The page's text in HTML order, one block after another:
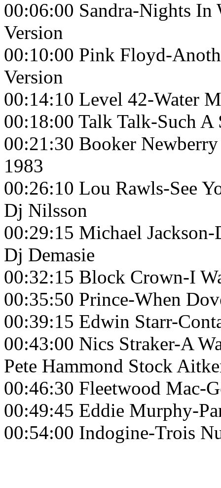
00:06:00 Sandra-Nights
Version
00:10:00 Pink Floyd-
Version
00:14:10 Level 42-Water
00:18:00 Talk Talk-Such
00:21:30 Booker
1983
00:26:10 Lou Rawls-See
Dj Nilsson
00:29:15 Michael
Dj Demasie
00:32:15 Block Crown-I
00:35:50 Prince-When
00:39:15 Edwin Starr-
00:43:00 Nics Straker-A
Pete Hammond Stock
00:46:30 Fleetwood Mac-
00:49:45 Eddie Murphy-
00:54:00 Indogine-Trois